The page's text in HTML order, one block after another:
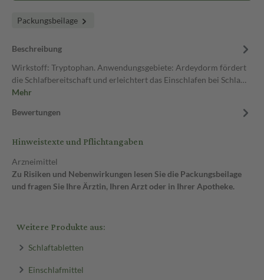
Packungsbeilage
Beschreibung
Wirkstoff: Tryptophan. Anwendungsgebiete: Ardeydorm fördert
die Schlafbereitschaft und erleichtert das Einschlafen bei Schla…
Mehr
Bewertungen
Hinweistexte und Pflichtangaben
Arzneimittel
Zu Risiken und Nebenwirkungen lesen Sie die Packungsbeilage
und fragen Sie Ihre Ärztin, Ihren Arzt oder in Ihrer Apotheke.
Weitere Produkte aus:
Schlaftabletten
Einschlafmittel